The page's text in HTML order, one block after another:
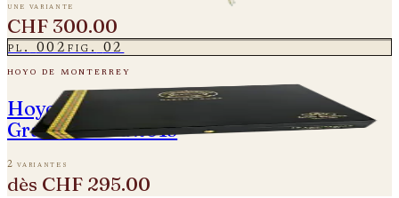
une variante
CHF 300.00
pl. 002fig. 02
hoyo de monterrey
Hoyo de Monterrey - Double Coronas
Gran Reserva 2013
2 variantes
dès CHF 295.00